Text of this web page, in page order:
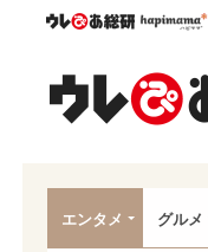
ウレぴ
エンタメ グルメ